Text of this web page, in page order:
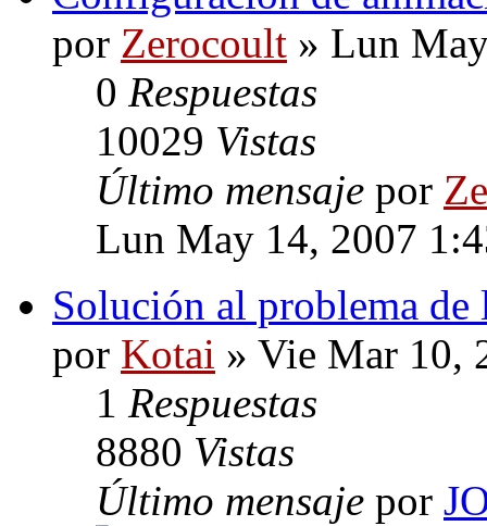
por Zerocoult » Lun
0 Respuestas
10029 Vistas
Último mensaje por
Lun May 14, 2007
Solución al problema de
por Kotai » Vie Mar 10,
1 Respuestas
8880 Vistas
Último mensaje por